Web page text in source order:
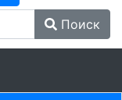
Поиск